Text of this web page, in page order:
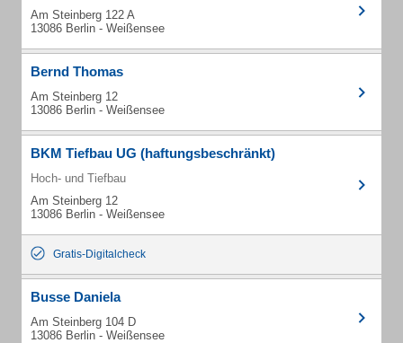
Am Steinberg 122 A
13086 Berlin - Weißensee
Bernd Thomas
Am Steinberg 12
13086 Berlin - Weißensee
BKM Tiefbau UG (haftungsbeschränkt)
Hoch- und Tiefbau
Am Steinberg 12
13086 Berlin - Weißensee
Gratis-Digitalcheck
Busse Daniela
Am Steinberg 104 D
13086 Berlin - Weißensee